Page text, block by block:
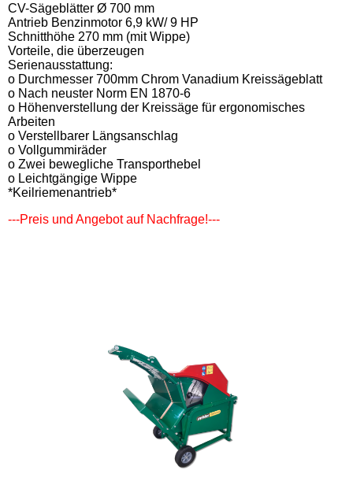
CV-Sägeblätter Ø 700 mm
Antrieb Benzinmotor 6,9 kW/ 9 HP
Schnitthöhe 270 mm (mit Wippe)
Vorteile, die überzeugen
Serienausstattung:
o Durchmesser 700mm Chrom Vanadium Kreissägeblatt
o Nach neuster Norm EN 1870-6
o Höhenverstellung der Kreissäge für ergonomisches
Arbeiten
o Verstellbarer Längsanschlag
o Vollgummiräder
o Zwei bewegliche Transporthebel
o Leichtgängige Wippe
*Keilriemenantrieb*
---Preis und Angebot auf Nachfrage!---